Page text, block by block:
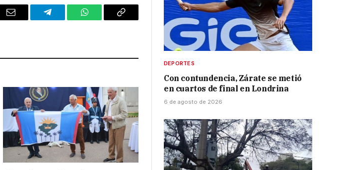
Email Telegram WhatsAppCopy
DEPORTES
Con contundencia, Zárate se metió
en cuartos de final en Londrina
6 de agosto de 2026